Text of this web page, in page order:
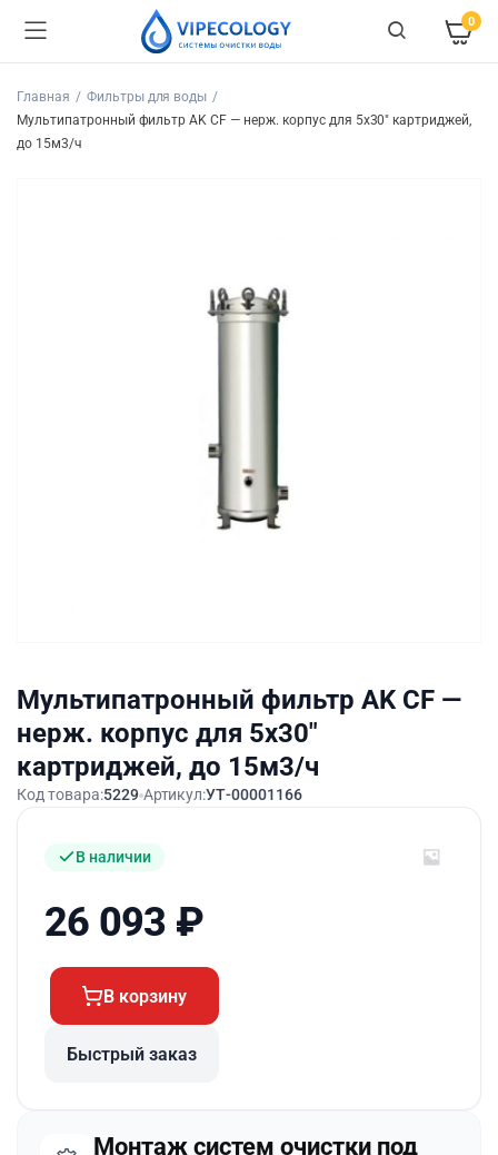
0
Главная
Фильтры для воды
Мультипатронный фильтр AK CF — нерж. корпус для 5х30″ картриджей,
до 15м3/ч
Мультипатронный фильтр AK CF —
нерж. корпус для 5х30″
картриджей, до 15м3/ч
Код товара:5229 Артикул:УТ-00001166
В наличии
26 093 ₽
В корзину
Быстрый заказ
Монтаж систем очистки под